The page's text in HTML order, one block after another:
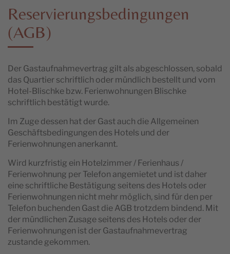
Reservierungsbedingungen
(AGB)
Der Gastaufnahmevertrag gilt als abgeschlossen, sobald
das Quartier schriftlich oder mündlich bestellt und vom
Hotel-Blischke bzw. Ferienwohnungen Blischke
schriftlich bestätigt wurde.
Im Zuge dessen hat der Gast auch die Allgemeinen
Geschäftsbedingungen des Hotels und der
Ferienwohnungen anerkannt.
Wird kurzfristig ein Hotelzimmer / Ferienhaus /
Ferienwohnung per Telefon angemietet und ist daher
eine schriftliche Bestätigung seitens des Hotels oder
Ferienwohnungen nicht mehr möglich, sind für den per
Telefon buchenden Gast die AGB trotzdem bindend. Mit
der mündlichen Zusage seitens des Hotels oder der
Ferienwohnungen ist der Gastaufnahmevertrag
zustande gekommen.